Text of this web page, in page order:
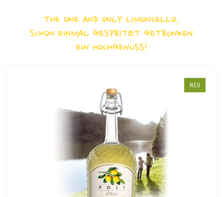
THE ONE AND ONLY LIMONCELLO,
SCHON EINMAL GESPRITZT GETRUNKEN
EIN HOCHGENUSS!
NEU